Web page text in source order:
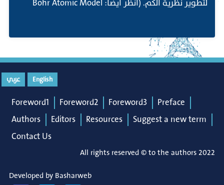
لتطوير نظرية الكم. (انظر ايضا: Bohr Atomic Model
English عربي
Foreword1 Foreword2 Foreword3
Preface
Authors
Editors Resources
Suggest a new term
Contact Us
All rights reserved © to the authors 2022
Developed by Basharweb